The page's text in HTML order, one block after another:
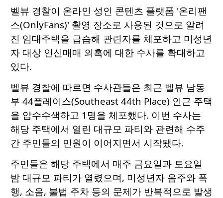
벨뷰 경찰이 온라인 성인 콘텐츠 플랫폼 '온리팬
스(OnlyFans)' 촬영 장소로 사용된 것으로 알려
진 임대주택을 급습해 관련자를 체포하고 미성년
자 대상 인신매매 의혹에 대한 수사를 확대하고
있다.
벨뷰 경찰에 따르면 수사관들은 최근 벨뷰 남동
부 44플레이스(Southeast 44th Place) 인근 주택
을 압수수색하고 1명을 체포했다. 이번 수사는
해당 주택에서 열린 대규모 파티와 관련해 수주
간 주민들의 민원이 이어지면서 시작됐다.
주민들은 해당 주택에서 매주 금요일과 토요일
밤 대규모 파티가 열렸으며, 미성년자 음주와 폭
행, 소음, 불법 주차 등의 문제가 반복적으로 발생